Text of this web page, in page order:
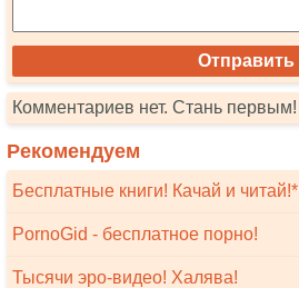
Комментариев нет. Стань первым!
Рекомендуем
Бесплатные книги! Качай и читай!*
PornoGid - бесплатное порно!
Тысячи эро-видео! Халява!